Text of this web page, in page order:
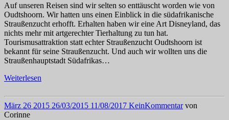
Auf unseren Reisen sind wir selten so enttäuscht worden wie von
Oudtshoorn. Wir hatten uns einen Einblick in die südafrikanische
Straußenzucht erhofft. Erhalten haben wir eine Art Disneyland, das
nichts mehr mit artgerechter Tierhaltung zu tun hat.
Tourismusattraktion statt echter Straußenzucht Oudtshoorn ist
bekannt für seine Straußenzucht. Und auch wir wollten uns die
Straußenhauptstadt Südafrikas…
Weiterlesen
März 26 2015 26/03/2015 11/08/2017 KeinKommentar von
Corinne